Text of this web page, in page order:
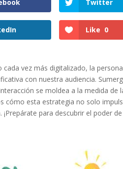
Twitter
Like 0
cada⁢ vez ⁣más digitalizado, ‍la
con nuestra⁣ audiencia.
se moldea a‍ la medida de
cómo esta ‍estrategia ‍no‍ solo
¡Prepárate para ⁣descubrir el ‍poder